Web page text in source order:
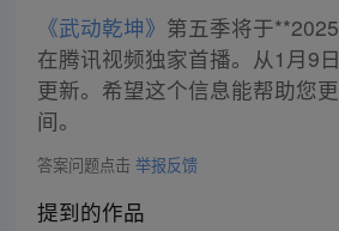
《武动乾坤》 第五季将于
在腾讯视频独家首播。从1月9
更新。希望这个信息能帮助您
间。
答案问题点击 举报反馈
提到的作品